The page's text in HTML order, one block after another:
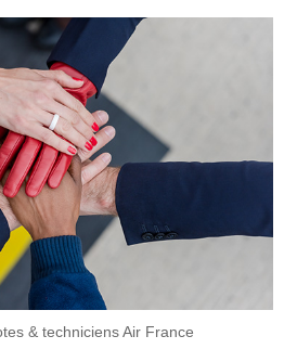
& techniciens Air France